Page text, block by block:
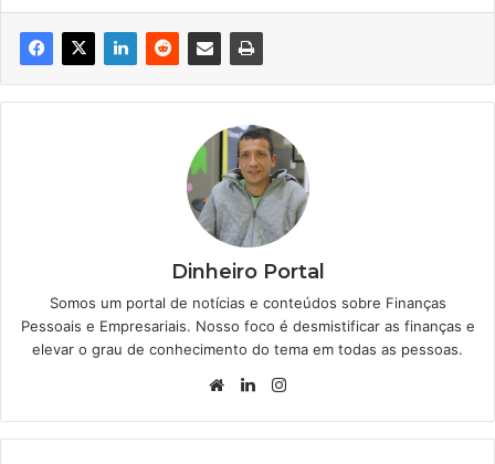
Dinheiro Portal
Somos um portal de notícias e conteúdos sobre Finanças
Pessoais e Empresariais. Nosso foco é desmistificar as finanças e
elevar o grau de conhecimento do tema em todas as pessoas.
WebsiteLinkedin